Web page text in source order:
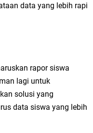
data yang lebih rapi
rapor siswa
lagi untuk
solusi yang
data siswa yang lebih